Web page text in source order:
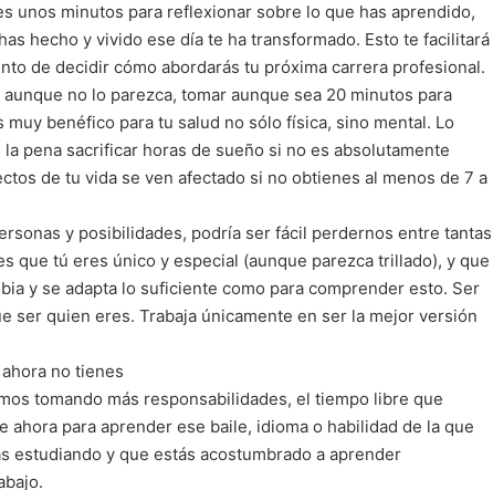
unos minutos para reflexionar sobre lo que has aprendido,
hecho y vivido ese día te ha transformado. Esto te facilitará
de decidir cómo abordarás tu próxima carrera profesional.
no lo parezca, tomar aunque sea 20 minutos para
benéfico para tu salud no sólo física, sino mental. Lo
pena sacrificar horas de sueño si no es absolutamente
de tu vida se ven afectado si no obtienes al menos de 7 a
y posibilidades, podría ser fácil perdernos entre tantas
que tú eres único y especial (aunque parezca trillado), y que
y se adapta lo suficiente como para comprender esto. Ser
ser quien eres. Trabaja únicamente en ser la mejor versión
no tienes
tomando más responsabilidades, el tiempo libre que
para aprender ese baile, idioma o habilidad de la que
estudiando y que estás acostumbrado a aprender